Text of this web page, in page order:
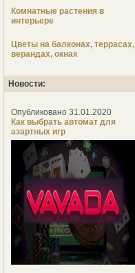
Комнатные растения в
интерьере
Цветы на балконах, террасах,
верандах, окнах
Новости:
Опубликовано 31.01.2020
Как выбрать автомат для
азартных игр